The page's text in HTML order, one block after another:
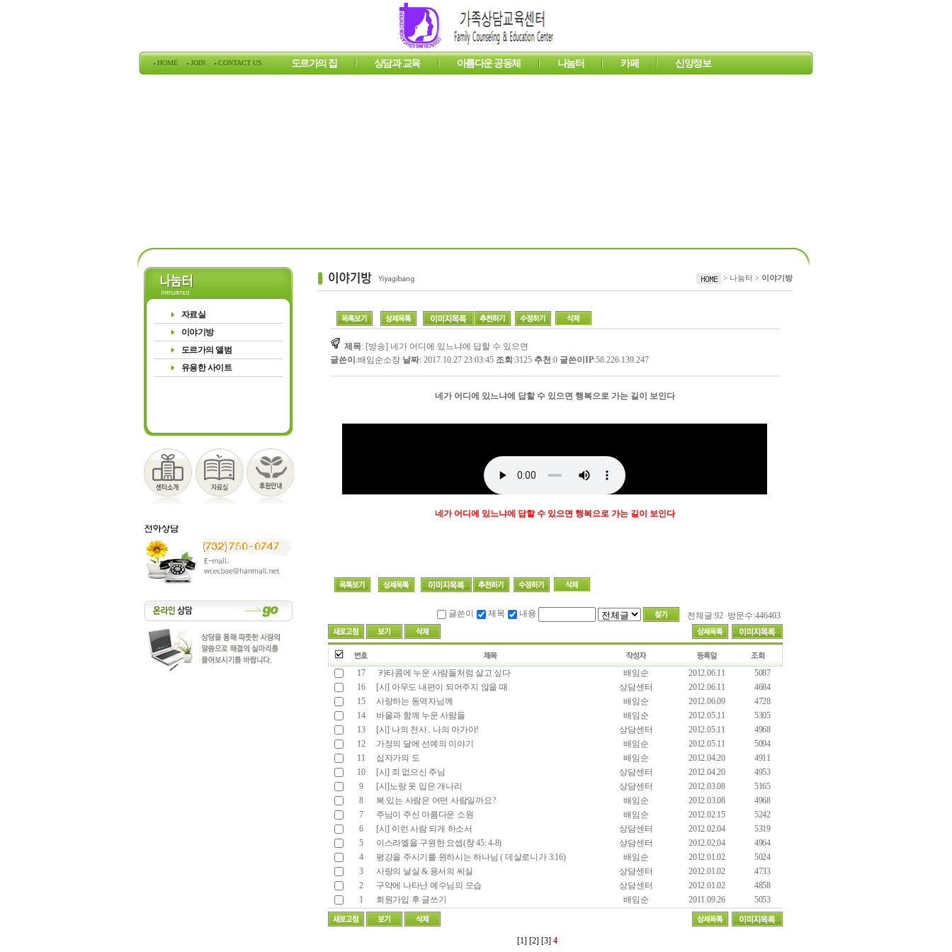
HOME JOIN CONTACT US 도르가의 집 상담과 교육 아름다운 공동체 나눔터 카페 신앙정보
자료실
이야기방
도르가의 앨범
유용한 사이트
> 나눔터 > 이야기방
제목: [방송] 네가 어디에 있느냐에 답할 수 있으면
글쓴이 :배임순소장 날짜: 2017.10.27 23:03:45 조회 :3125 추천:0 글쓴이IP:58.226.139.247
네가 어디에 있느냐에 답할 수 있으면 행복으로 가는 길이 보인다
네가 어디에 있느냐에 답할 수 있으면 행복으로 가는 길이 보인다
글쓴이 제목 내용 전체글:92 방문수:446403
17 카타콤에 누운 사람들처럼 살고 싶다 배임순 2012.06.11
5087
16
[시] 아무도 내편이 되어주지 않을 때 상담센터 2012.06.11
4684
15
사랑하는 동역자님께 배임순 2012.06.09
4728
14
바울과 함께 누운 사람들 배임순 2012.05.11
5305
13
[시] 나의 천사.. 나의 아가야! 상담센터 2012.05.11
4968
12
가정의 달에 선예의 이야기 배임순 2012.05.11
5094
11
십자가의 도 배임순 2012.04.20
4911
10
[시] 죄 없으신 주님 상담센터 2012.04.20
4953
9
[시]노랑 옷 입은 개나리 상담센터 2012.03.08
5165
8
복 있는 사람은 어떤 사람일까요? 배임순 2012.03.08
4968
7
주님이 주신 아름다운 소원 배임순 2012.02.15
5242
6
[시] 이런 사람 되게 하소서 상담센터 2012.02.04
5319
5
이스라엘을 구원한 요셉(창 45: 4-8) 상담센터 2012.02.04
4964
4
평강을 주시기를 원하시는 하나님 ( 데살로니가 3:16) 배임순 2012.01.02
5024
3
사랑의 날실 & 용서의 씨실 상담센터 2012.01.02
4733
2
구약에 나타난 예수님의 모습 상담센터 2012.01.02
4858
1
회원가입 후 글쓰기 배임순 2011.09.26 5053
[1] [2] [3] 4